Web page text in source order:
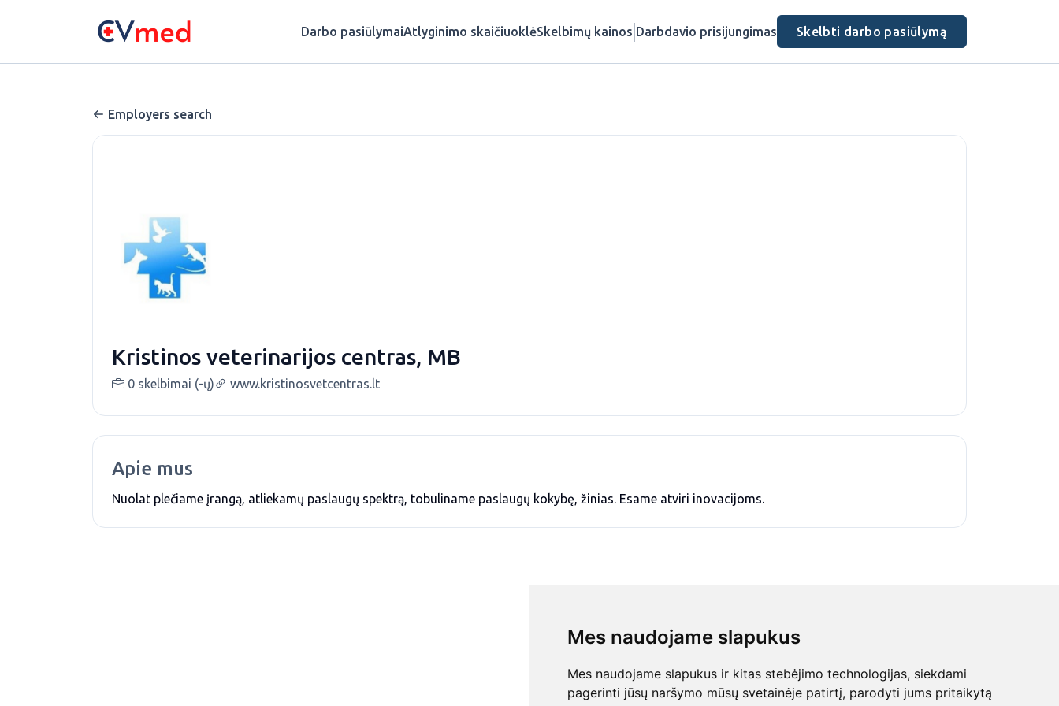
Mes naudojame slapukus
Mes naudojame slapukus ir kitas stebėjimo technologijas, siekdami
pagerinti jūsų naršymo mūsų svetainėje patirtį, parodyti jums pritaikytą
Darbo pasiūlymaiAtlyginimo skaičiuoklėSkelbimų kainos Darbdavio prisijungimas Skelbti darbo pasiūlymą
Employers search
Kristinos veterinarijos centras, MB
0 skelbimai (-ų) www.kristinosvetcentras.lt
Apie mus
Nuolat plečiame įrangą, atliekamų paslaugų spektrą, tobuliname paslaugų kokybę, žinias. Esame atviri inovacijoms.